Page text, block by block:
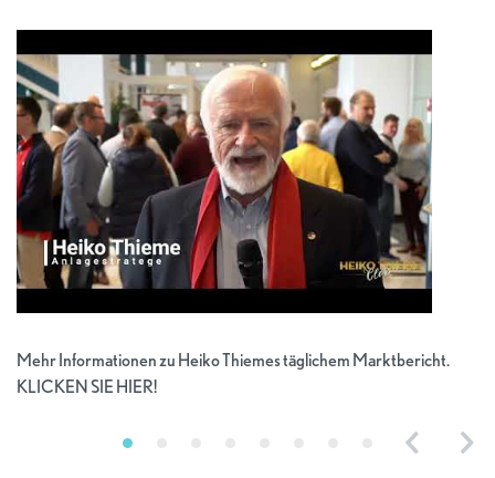
Mehr Informationen zu Heiko Thiemes täglichem Marktbericht.
KLICKEN SIE HIER!
Previous